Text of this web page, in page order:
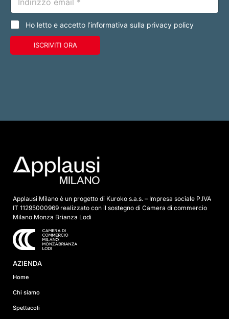
m
e
a
i
l
*
C
u
Ho letto e accetto l’informativa sulla privacy policy
ISCRIVITI ORA
Applausi Milano è un progetto di Kuroko s.a.s. – Impresa sociale P.IVA
IT 11295000969 realizzato con il sostegno di Camera di commercio
Milano Monza Brianza Lodi
AZIENDA
Home
Chi siamo
Spettacoli